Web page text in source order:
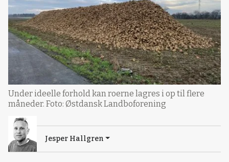
Under ideelle forhold kan roerne lagres i op til flere
måneder. Foto: Østdansk Landboforening
Jesper Hallgren